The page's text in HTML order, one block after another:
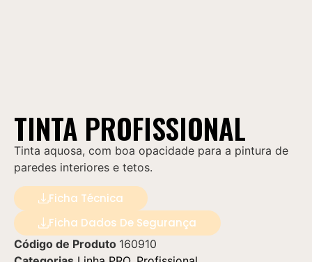
TINTA PROFISSIONAL
Tinta aquosa, com boa opacidade para a pintura de
paredes interiores e tetos.
Ficha Técnica
Ficha Dados De Segurança
Código de Produto 160910